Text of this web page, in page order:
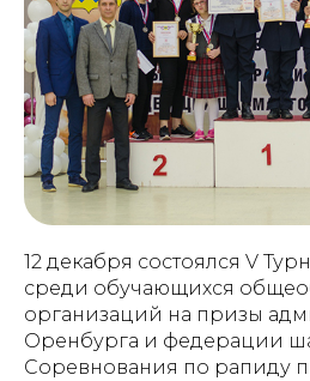
12 декабря состоялся V
среди обучающихся
организаций на призы
Оренбурга и федерации
Соревнования по рапиду